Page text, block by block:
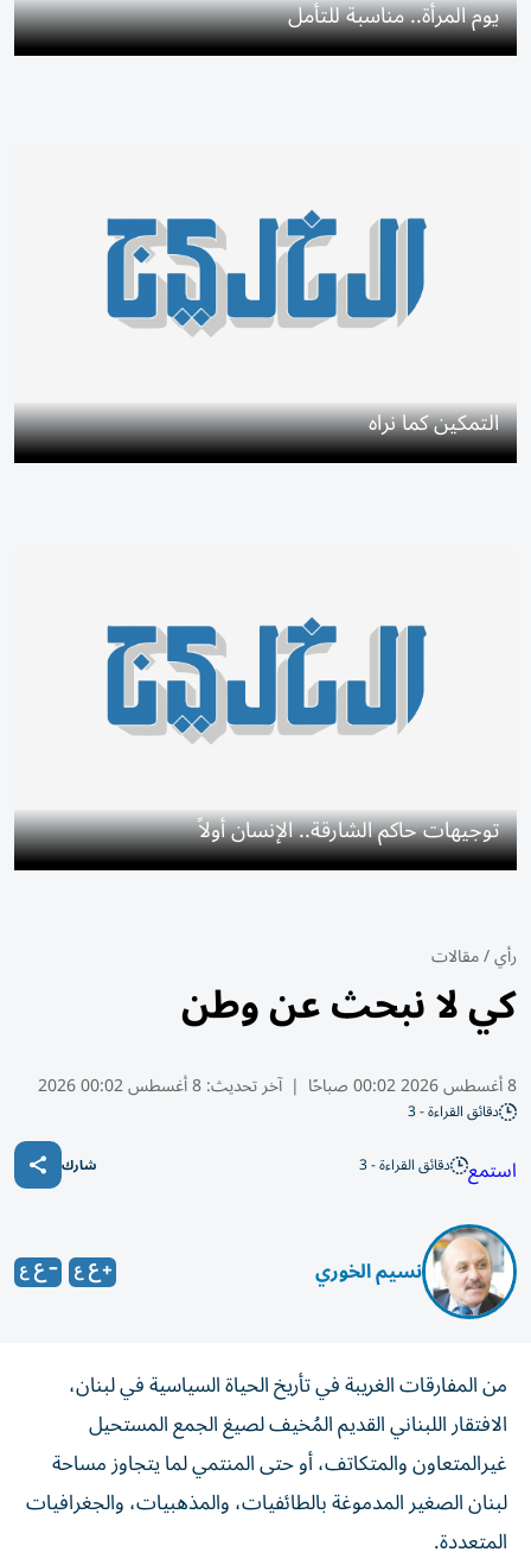
يوم المرأة.. مناسبة للتأمل
التمكين كما نراه
توجيهات حاكم الشارقة.. الإنسان أولاً
رأي/مقالات
كي لا نبحث عن وطن
8 أغسطس 2026 00:02 صباحًا | آخر تحديث:8 أغسطس 00:02 2026
دقائق القراءة - 3
استمع دقائق القراءة - 3 شارك
نسيم الخوري
من المفارقات الغريبة في تأريخ الحياة السياسية في لبنان،
الافتقار اللبناني القديم المُخيف لصيغ الجمع المستحيل
غيرالمتعاون والمتكاتف، أو حتى المنتمي لما يتجاوز مساحة
لبنان الصغير المدموغة بالطائفيات، والمذهبيات، والجغرافيات
المتعددة.